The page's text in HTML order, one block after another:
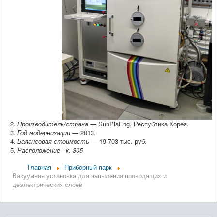
Подать заявку на услуги
Список заявок
Аккредитация в качестве организации-партнера
Порядок расчета стоимости услуг
Типовая форма договора на оказание услуг
План работы ЦКП
Текущие проекты и отчёты
Ведущая научная школа
Научно-образовательный центр
Производитель/страна — SunPlaEng, Республика Корея.
Год модернизации — 2013.
Балансовая стоимость — 19 703 тыс. руб.
Расположение - к. 305
Главная
Приборный парк
Вакуумная установка для напыления проводящих и
деэлектрических слоев